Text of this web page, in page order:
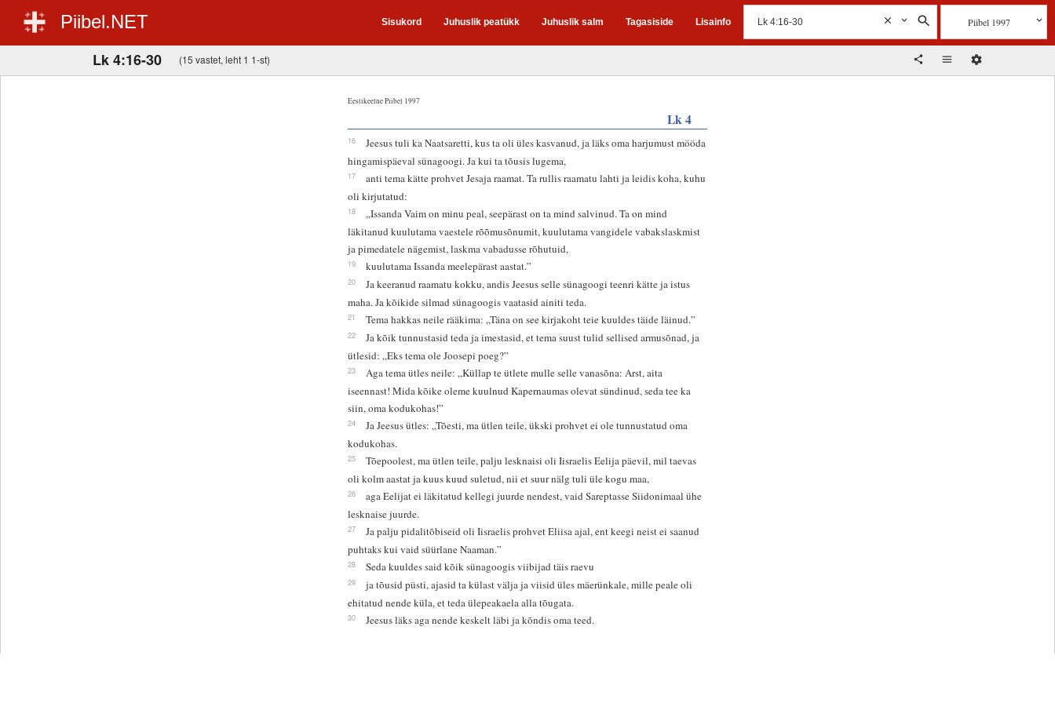
Piibel.NET Sisukord Juhuslik peatükk Juhuslik salm Tagasiside Lisainfo Piibel 1997
Lk 4:16-30 (15 vastet, leht 1 1-st)
Eestikeelne Piibel 1997
Lk 4
16
Jeesus tuli ka Naatsaretti, kus ta oli üles kasvanud, ja läks oma harjumust mööda
hingamispäeval sünagoogi. Ja kui ta tõusis lugema,
17
anti tema kätte prohvet Jesaja raamat. Ta rullis raamatu lahti ja leidis koha, kuhu
oli kirjutatud:
18
„Issanda Vaim on minu peal, seepärast on ta mind salvinud. Ta on mind
läkitanud kuulutama vaestele rõõmusõnumit, kuulutama vangidele vabakslaskmist
ja pimedatele nägemist, laskma vabadusse rõhutuid,
19 kuulutama Issanda meelepärast aastat.”
20
Ja keeranud raamatu kokku, andis Jeesus selle sünagoogi teenri kätte ja istus
maha. Ja kõikide silmad sünagoogis vaatasid ainiti teda.
21 Tema hakkas neile rääkima: „Täna on see kirjakoht teie kuuldes täide läinud.”
22
Ja kõik tunnustasid teda ja imestasid, et tema suust tulid sellised armusõnad, ja
ütlesid: „Eks tema ole Joosepi poeg?”
23
Aga tema ütles neile: „Küllap te ütlete mulle selle vanasõna: Arst, aita
iseennast! Mida kõike oleme kuulnud Kapernaumas olevat sündinud, seda tee ka
siin, oma kodukohas!”
24
Ja Jeesus ütles: „Tõesti, ma ütlen teile, ükski prohvet ei ole tunnustatud oma
kodukohas.
25
Tõepoolest, ma ütlen teile, palju lesknaisi oli Iisraelis Eelija päevil, mil taevas
oli kolm aastat ja kuus kuud suletud, nii et suur nälg tuli üle kogu maa,
26
aga Eelijat ei läkitatud kellegi juurde nendest, vaid Sareptasse Siidonimaal ühe
lesknaise juurde.
27
Ja palju pidalitõbiseid oli Iisraelis prohvet Eliisa ajal, ent keegi neist ei saanud
puhtaks kui vaid süürlane Naaman.”
28 Seda kuuldes said kõik sünagoogis viibijad täis raevu
29
ja tõusid püsti, ajasid ta külast välja ja viisid üles mäerünkale, mille peale oli
ehitatud nende küla, et teda ülepeakaela alla tõugata.
30 Jeesus läks aga nende keskelt läbi ja kõndis oma teed.